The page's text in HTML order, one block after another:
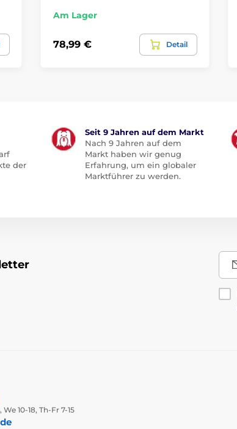
Am Lager
78,99 € Detail
der
Seit 9 Jahren auf dem Markt
Nach 9 Jahren auf dem
Markt haben wir genug
Erfahrung, um ein globaler
Marktführer zu werden.
We 10-18, Th-Fr 7-15